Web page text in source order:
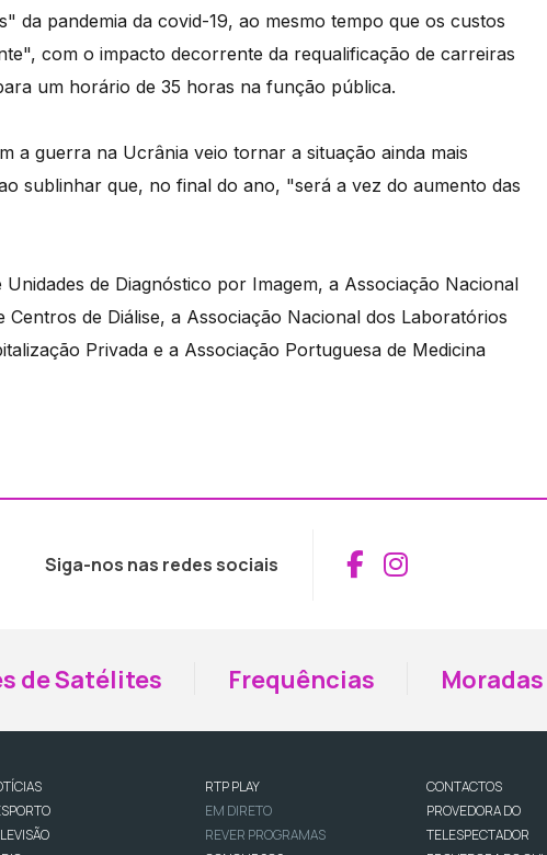
da pandemia da covid-19, ao mesmo tempo que os custos
com o impacto decorrente da requalificação de carreiras
um horário de 35 horas na função pública.
a guerra na Ucrânia veio tornar a situação ainda mais
sublinhar que, no final do ano, "será a vez do aumento das
de Diagnóstico por Imagem, a Associação Nacional
de Diálise, a Associação Nacional dos Laboratórios
Privada e a Associação Portuguesa de Medicina
Siga-nos nas redes sociais Aceder ao
Aceder ao
de Satélites Frequências
RTP PLAY
EM DIRETO
REVER PROGRAMAS
CONTACTOS
PROVEDORA DO
TELESPECTADOR